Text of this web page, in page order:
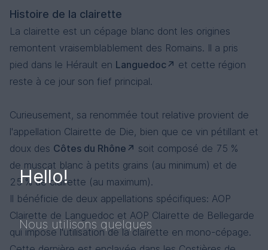
Histoire de la clairette
La clairette est un cépage blanc dont les origines
remontent vraisemblablement des Romains. Il a pris
pied dans le Hérault en Languedoc
et cette région
reste à ce jour son fief principal.
Curieusement, sa renommée tout relative provient de
l'appellation Clairette de Die, bien que ce vin pétillant et
doux des Côtes du Rhône
soit composé de 75 %
de muscat blanc à petits grains (au minimum) et de
25 % de clairette (au maximum).
Il bénéficie de deux appellations spécifiques: AOP
Clairette de Languedoc et AOP Clairette de Bellegarde
qui impose l'utilisation de la clairette en mono-cépage.
Hello!
Nous utilisons quelques